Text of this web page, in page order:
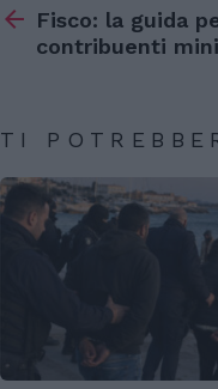
di
Fisco: la guida
contribuenti
TI